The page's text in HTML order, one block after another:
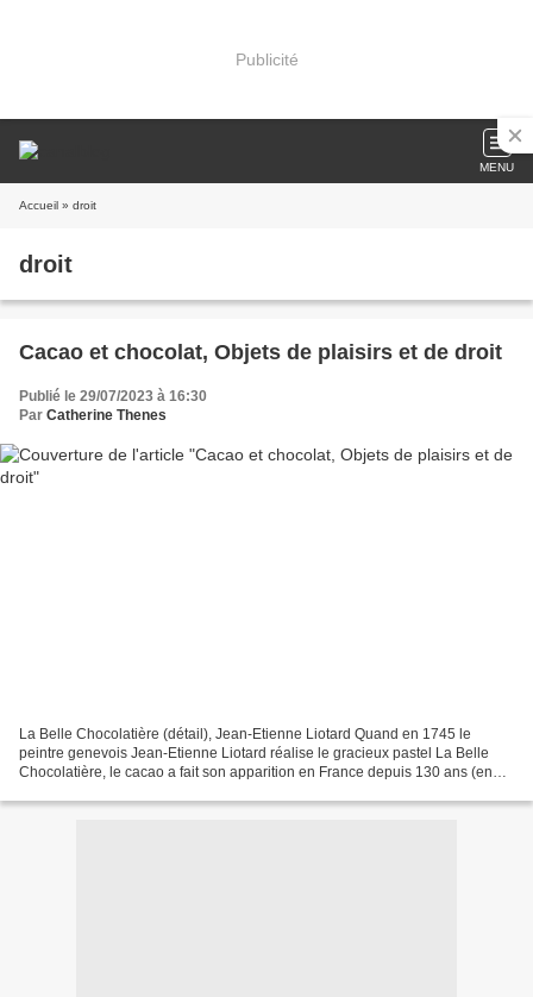
Publicité
MENU
Accueil » droit
droit
Cacao et chocolat, Objets de plaisirs et de droit
Publié le 29/07/2023 à 16:30
Par Catherine Thenes
La Belle Chocolatière (détail), Jean-Etienne Liotard Quand en 1745 le
peintre genevois Jean-Etienne Liotard réalise le gracieux pastel La Belle
Chocolatière, le cacao a fait son apparition en France depuis 130 ans (en